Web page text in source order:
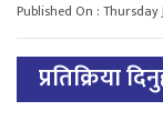
Published On : Thursday
प्रतिक्रिया